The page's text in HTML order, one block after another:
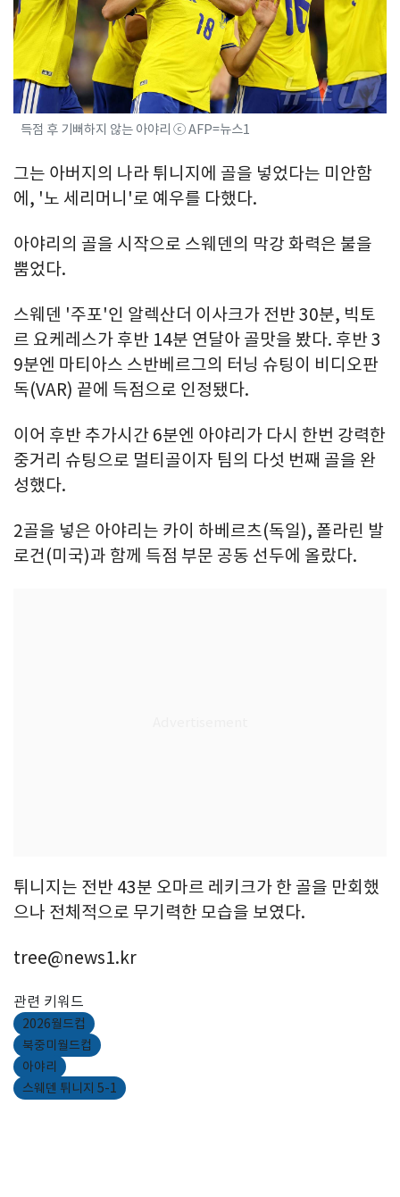
득점 후 기뻐하지 않는 아야리 ⓒ AFP=뉴스1
그는 아버지의 나라 튀니지에 골을 넣었다는 미안함
에, '노 세리머니'로 예우를 다했다.
아야리의 골을 시작으로 스웨덴의 막강 화력은 불을
뿜었다.
스웨덴 '주포'인 알렉산더 이사크가 전반 30분, 빅토
르 요케레스가 후반 14분 연달아 골맛을 봤다. 후반 3
9분엔 마티아스 스반베르그의 터닝 슈팅이 비디오판
독(VAR) 끝에 득점으로 인정됐다.
이어 후반 추가시간 6분엔 아야리가 다시 한번 강력한
중거리 슈팅으로 멀티골이자 팀의 다섯 번째 골을 완
성했다.
2골을 넣은 아야리는 카이 하베르츠(독일), 폴라린 발
로건(미국)과 함께 득점 부문 공동 선두에 올랐다.
튀니지는 전반 43분 오마르 레키크가 한 골을 만회했
으나 전체적으로 무기력한 모습을 보였다.
tree@news1.kr
관련 키워드
2026월드컵
북중미월드컵
아야리
스웨덴 튀니지 5-1